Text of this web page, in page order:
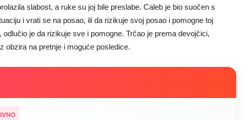
slabost, a ruke su joj bile preslabe. Caleb je bio suočen s
i vrati se na posao, ili da rizikuje svoj posao i pomogne toj
je da rizikuje sve i pomogne. Trčao je prema devojčici,
obzira na pretnje i moguće posledice.